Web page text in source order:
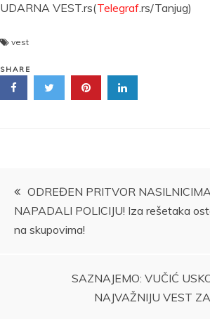
UDARNA VEST.rs(Telegraf.rs/Tanjug)
vest
SHARE
Kretanje
članka
ODREĐEN PRITVOR
NAPADALI POLICIJU! Iza rešetaka
na skupovima!
SAZNAJEMO: VUČIĆ
NAJVAŽNIJU VEST